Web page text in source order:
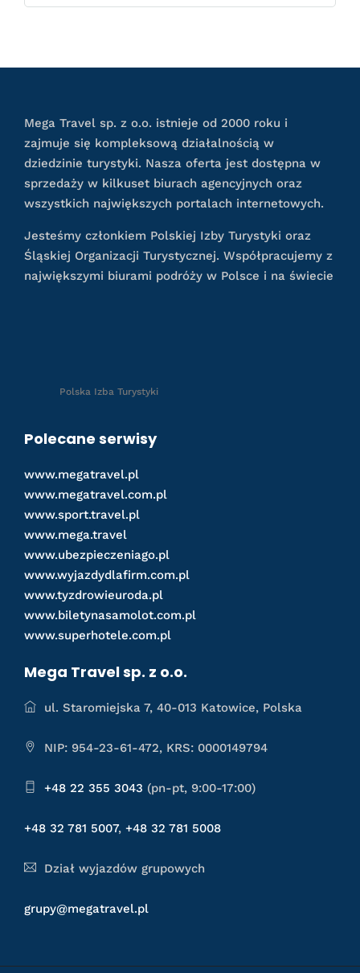
Mega Travel sp. z o.o. istnieje od 2000 roku i
zajmuje się kompleksową działalnością w
dziedzinie turystyki. Nasza oferta jest dostępna w
sprzedaży w kilkuset biurach agencyjnych oraz
wszystkich największych portalach internetowych.
Jesteśmy członkiem Polskiej Izby Turystyki oraz
Śląskiej Organizacji Turystycznej. Współpracujemy z
największymi biurami podróży w Polsce i na świecie
Polska Izba Turystyki
Polecane serwisy
www.megatravel.pl
www.megatravel.com.pl
www.sport.travel.pl
www.mega.travel
www.ubezpieczeniago.pl
www.wyjazdydlafirm.com.pl
www.tyzdrowieuroda.pl
www.biletynasamolot.com.pl
www.superhotele.com.pl
Mega Travel sp. z o.o.
ul. Staromiejska 7, 40-013 Katowice, Polska
NIP: 954-23-61-472, KRS: 0000149794
+48 22 355 3043 (pn-pt, 9:00-17:00)
+48 32 781 5007, +48 32 781 5008
Dział wyjazdów grupowych
grupy@megatravel.pl